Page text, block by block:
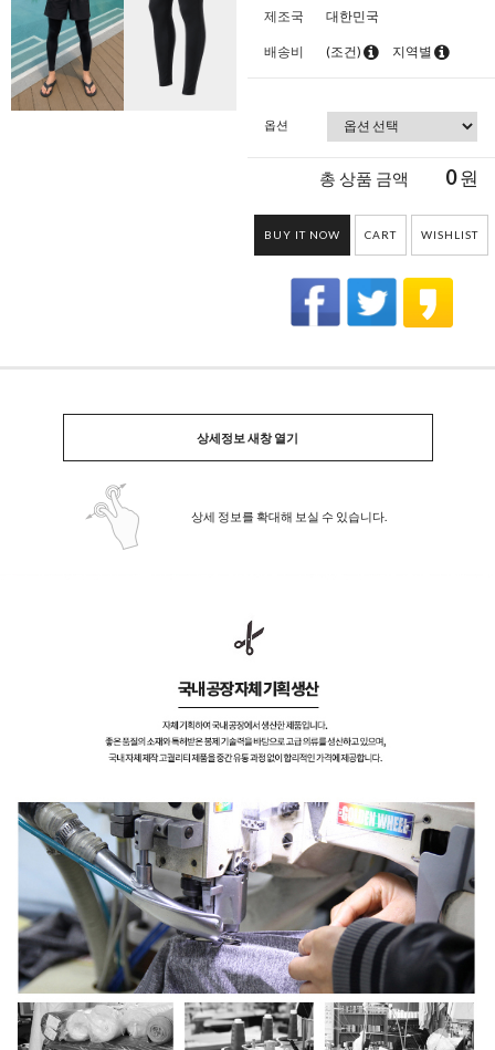
제조국 대한민국
배송비 (조건) 지역별
옵션
총 상품 금액 0원
BUY IT NOW CART WISHLIST
상세정보 새창 열기
상세 정보를 확대해 보실 수 있습니다.